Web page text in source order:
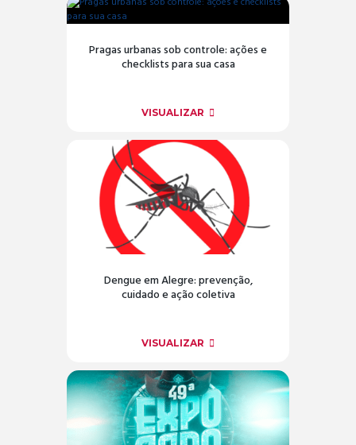
Pragas urbanas sob controle: ações e
checklists para sua casa
VISUALIZAR
Dengue em Alegre: prevenção,
cuidado e ação coletiva
VISUALIZAR